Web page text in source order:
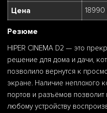
Цена 18990
Резюме
HIPER CINEMA D2 — это
решение для дома и дачи,
позволило вернутся к
экране. Наличие неплохого
портов и разъёмов позволит
любому устройству